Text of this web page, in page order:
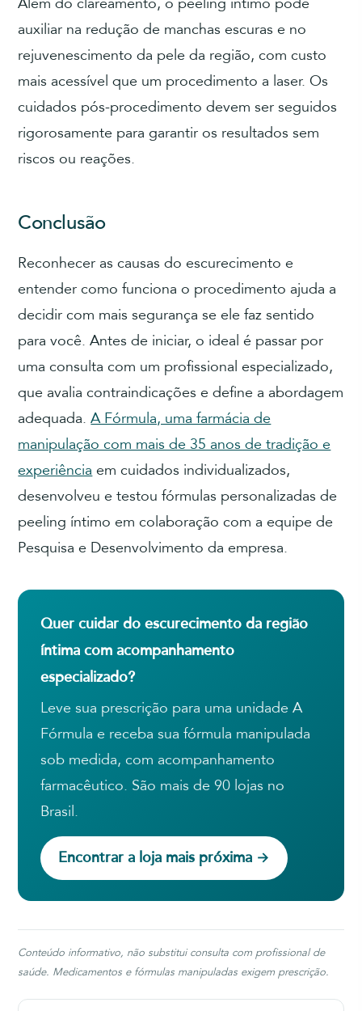
Além do clareamento, o peeling íntimo pode
auxiliar na redução de manchas escuras e no
rejuvenescimento da pele da região, com custo
mais acessível que um procedimento a laser. Os
cuidados pós-procedimento devem ser seguidos
rigorosamente para garantir os resultados sem
riscos ou reações.
Conclusão
Reconhecer as causas do escurecimento e
entender como funciona o procedimento ajuda a
decidir com mais segurança se ele faz sentido
para você. Antes de iniciar, o ideal é passar por
uma consulta com um profissional especializado,
que avalia contraindicações e define a abordagem
adequada.A Fórmula, uma farmácia de
manipulação com mais de 35 anos de tradição e
experiência em cuidados individualizados,
desenvolveu e testou fórmulas personalizadas de
peeling íntimo em colaboração com a equipe de
Pesquisa e Desenvolvimento da empresa.
Quer cuidar do escurecimento da região
íntima com acompanhamento
especializado?
Leve sua prescrição para uma unidade A
Fórmula e receba sua fórmula manipulada
sob medida, com acompanhamento
farmacêutico. São mais de 90 lojas no
Brasil.
Encontrar a loja mais próxima →
Conteúdo informativo, não substitui consulta com profissional de
saúde. Medicamentos e fórmulas manipuladas exigem prescrição.